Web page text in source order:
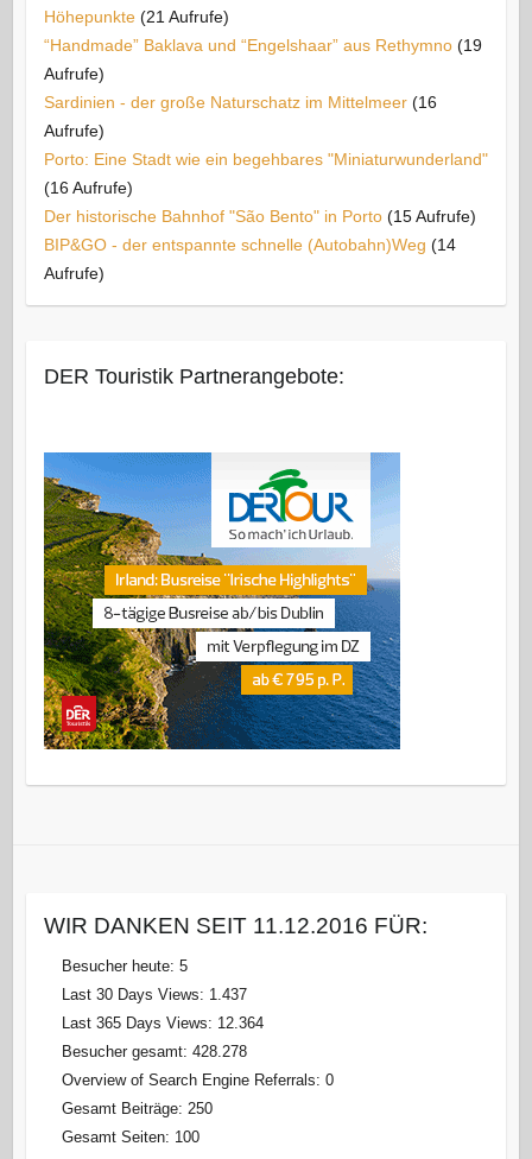
Höhepunkte (21 Aufrufe)
“Handmade” Baklava und “Engelshaar” aus Rethymno (19
Aufrufe)
Sardinien - der große Naturschatz im Mittelmeer (16
Aufrufe)
Porto: Eine Stadt wie ein begehbares "Miniaturwunderland"
(16 Aufrufe)
Der historische Bahnhof "São Bento" in Porto (15 Aufrufe)
BIP&GO - der entspannte schnelle (Autobahn)Weg (14
Aufrufe)
DER Touristik Partnerangebote:
WIR DANKEN SEIT 11.12.2016 FÜR:
Besucher heute: 5
Last 30 Days Views: 1.437
Last 365 Days Views: 12.364
Besucher gesamt: 428.278
Overview of Search Engine Referrals: 0
Gesamt Beiträge: 250
Gesamt Seiten: 100